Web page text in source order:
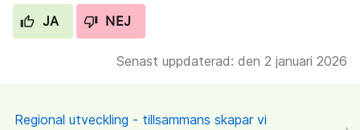
JA NEJ
Senast uppdaterad: den 2 januari 2026
Regional utveckling - tillsammans skapar vi